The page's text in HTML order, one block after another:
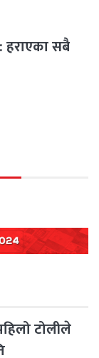
सबै
टोलीले